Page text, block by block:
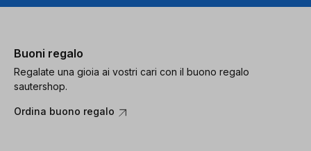
Buoni regalo
Regalate una gioia ai vostri cari con il buono regalo
sautershop.
Ordina buono regalo